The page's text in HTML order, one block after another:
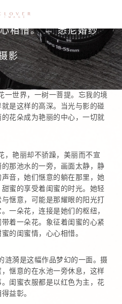
相惜。 – 悉尼婚纱
影
界，一树一菩提。忘我的境
是这样的高深。当光与影的碰
花朵成为艳丽的中心，一切就
丽却不骄躁，美丽而不宣
那池水的一旁，画面太静，静
音，她们惬意的躺在那里，她
蜜的享受着闺蜜的时光。她轻
惬意，可能是那耀眼的阳光打
一朵花，连接是她们的枢纽，
着一朵花。象征着闺蜜的心紧
的闺蜜情，心心相惜。
是这幅作品梦幻的一面。摄
惬意的在水池一旁休息，这样
闺蜜衣服都是以红色为主，花
益彰。